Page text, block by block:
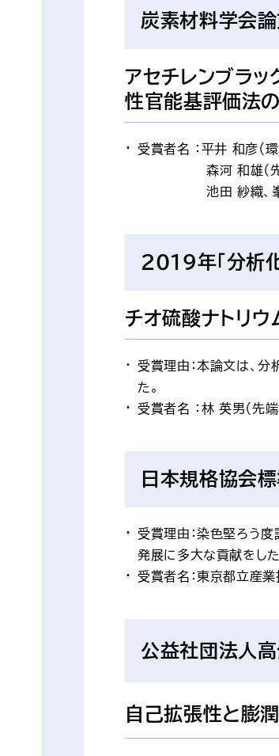
炭素材料学会
アセチレンブラ
性官能基評価法
受賞者名 ：平井 和彦（
森河 和雄（
池田 紗織、
2019年「分析
チオ硫酸ナトリ
受賞理由：本論文は、
た。
受賞者名 ：林 英男（先
日本規格協会
受賞理由：染色堅ろう
発展に多大な貢献をした
受賞者名：東京都立産
公益社団法人
自己拡張性と膨